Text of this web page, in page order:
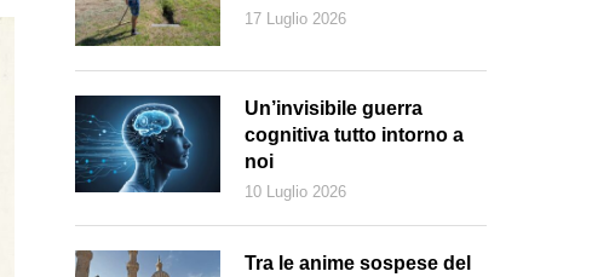
17 Luglio 2026
Un’invisibile guerra
cognitiva tutto intorno a
noi
10 Luglio 2026
Tra le anime sospese del